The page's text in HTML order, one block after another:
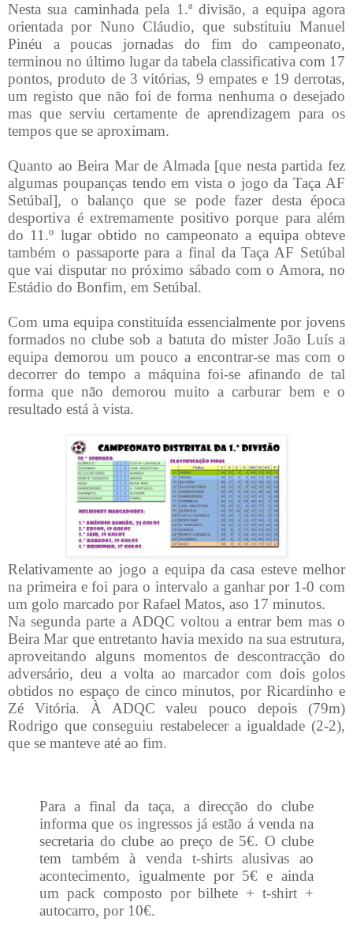
Nesta sua caminhada pela 1.ª divisão, a equipa agora
orientada por Nuno Cláudio, que substituiu Manuel
Pinéu a poucas jornadas do fim do campeonato,
terminou no último lugar da tabela classificativa com 17
pontos, produto de 3 vitórias, 9 empates e 19 derrotas,
um registo que não foi de forma nenhuma o desejado
mas que serviu certamente de aprendizagem para os
tempos que se aproximam.
Quanto ao Beira Mar de Almada [que nesta partida fez
algumas poupanças tendo em vista o jogo da Taça AF
Setúbal], o balanço que se pode fazer desta época
desportiva é extremamente positivo porque para além
do 11.º lugar obtido no campeonato a equipa obteve
também o passaporte para a final da Taça AF Setúbal
que vai disputar no próximo sábado com o Amora, no
Estádio do Bonfim, em Setúbal.
Com uma equipa constituída essencialmente por jovens
formados no clube sob a batuta do mister João Luís a
equipa demorou um pouco a encontrar-se mas com o
decorrer do tempo a máquina foi-se afinando de tal
forma que não demorou muito a carburar bem e o
resultado está à vista.
Relativamente ao jogo a equipa da casa esteve melhor
na primeira e foi para o intervalo a ganhar por 1-0 com
um golo marcado por Rafael Matos, aso 17 minutos.
Na segunda parte a ADQC voltou a entrar bem mas o
Beira Mar que entretanto havia mexido na sua estrutura,
aproveitando alguns momentos de descontracção do
adversário, deu a volta ao marcador com dois golos
obtidos no espaço de cinco minutos, por Ricardinho e
Zé Vitória. À ADQC valeu pouco depois (79m)
Rodrigo que conseguiu restabelecer a igualdade (2-2),
que se manteve até ao fim.
Para a final da taça, a direcção do clube
informa que os ingressos já estão á venda na
secretaria do clube ao preço de 5€. O clube
tem também à venda t-shirts alusivas ao
acontecimento, igualmente por 5€ e ainda
um pack composto por bilhete + t-shirt +
autocarro, por 10€.